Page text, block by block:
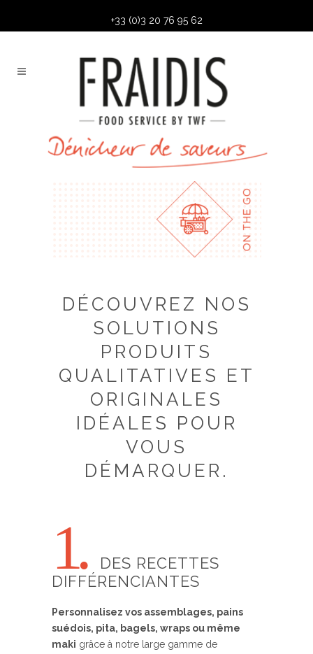
+33 (0)3 20 76 95 62
DÉCOUVREZ NOS
SOLUTIONS
PRODUITS
QUALITATIVES ET
ORIGINALES
IDÉALES POUR
VOUS
DÉMARQUER.
1.DES RECETTES
DIFFÉRENCIANTES
Personnalisez vos assemblages, pains
suédois, pita, bagels, wraps ou même
maki grâce à notre large gamme de